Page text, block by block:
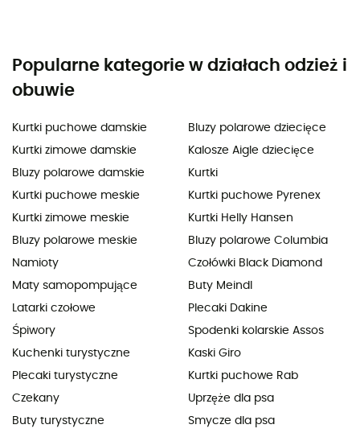
Popularne kategorie w działach odzież i
obuwie
Kurtki puchowe damskie
Kurtki zimowe damskie
Bluzy polarowe damskie
Kurtki puchowe meskie
Kurtki zimowe meskie
Bluzy polarowe meskie
Namioty
Maty samopompujące
Latarki czołowe
Śpiwory
Kuchenki turystyczne
Plecaki turystyczne
Czekany
Buty turystyczne
Bluzy polarowe dziecięce
Kalosze Aigle dziecięce
Kurtki
Kurtki puchowe Pyrenex
Kurtki Helly Hansen
Bluzy polarowe Columbia
Czołówki Black Diamond
Buty Meindl
Plecaki Dakine
Spodenki kolarskie Assos
Kaski Giro
Kurtki puchowe Rab
Uprzęże dla psa
Smycze dla psa